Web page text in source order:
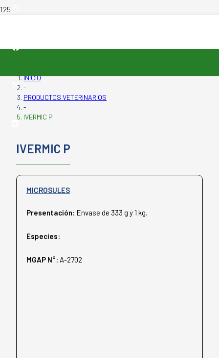
INICIO
-
PRODUCTOS VETERINARIOS
-
IVERMIC P
IVERMIC P
MICROSULES
Presentación: Envase de 333 g y 1 kg.
Especies:
MGAP N°: A-2702